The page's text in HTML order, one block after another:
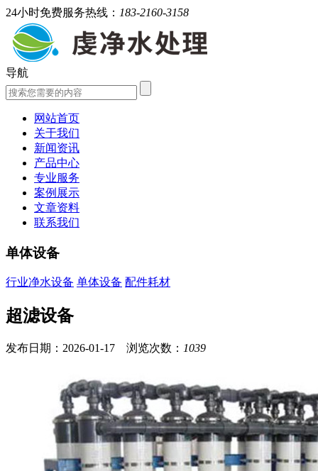
24小时免费服务热线： 183-2160-3158
导航
网站首页
关于我们
新闻资讯
产品中心
专业服务
案例展示
文章资料
联系我们
单体设备
行业净水设备 单体设备 配件耗材
超滤设备
发布日期：2026-01-17 浏览次数： 1039